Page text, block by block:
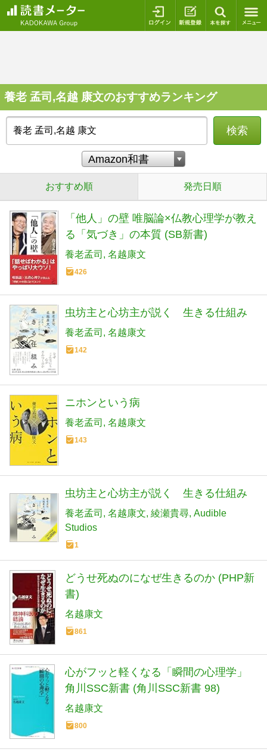
ログイン 新規登録
養老 孟司,名越 康文のおすすめランキング
検索
おすすめ順 発売日順
「他人」の壁 唯脳論×仏教心理学が教え
る「気づき」の本質 (SB新書)
養老孟司 名越康文
426
虫坊主と心坊主が説く 生きる仕組み
養老孟司 名越康文
142
ニホンという病
養老孟司 名越康文
143
虫坊主と心坊主が説く 生きる仕組み
養老孟司 名越康文 綾瀬貴尋 Audible
Studios
1
どうせ死ぬのになぜ生きるのか (PHP新
書)
名越康文
861
心がフッと軽くなる「瞬間の心理学」
角川SSC新書 (角川SSC新書 98)
名越康文
800